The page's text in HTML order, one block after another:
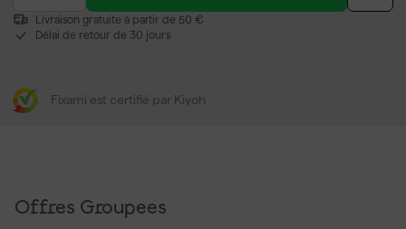
Livraison gratuite à partir de 50 €
Délai de retour de 30 jours
Fixami est certifié par Kiyoh
Offres Groupees